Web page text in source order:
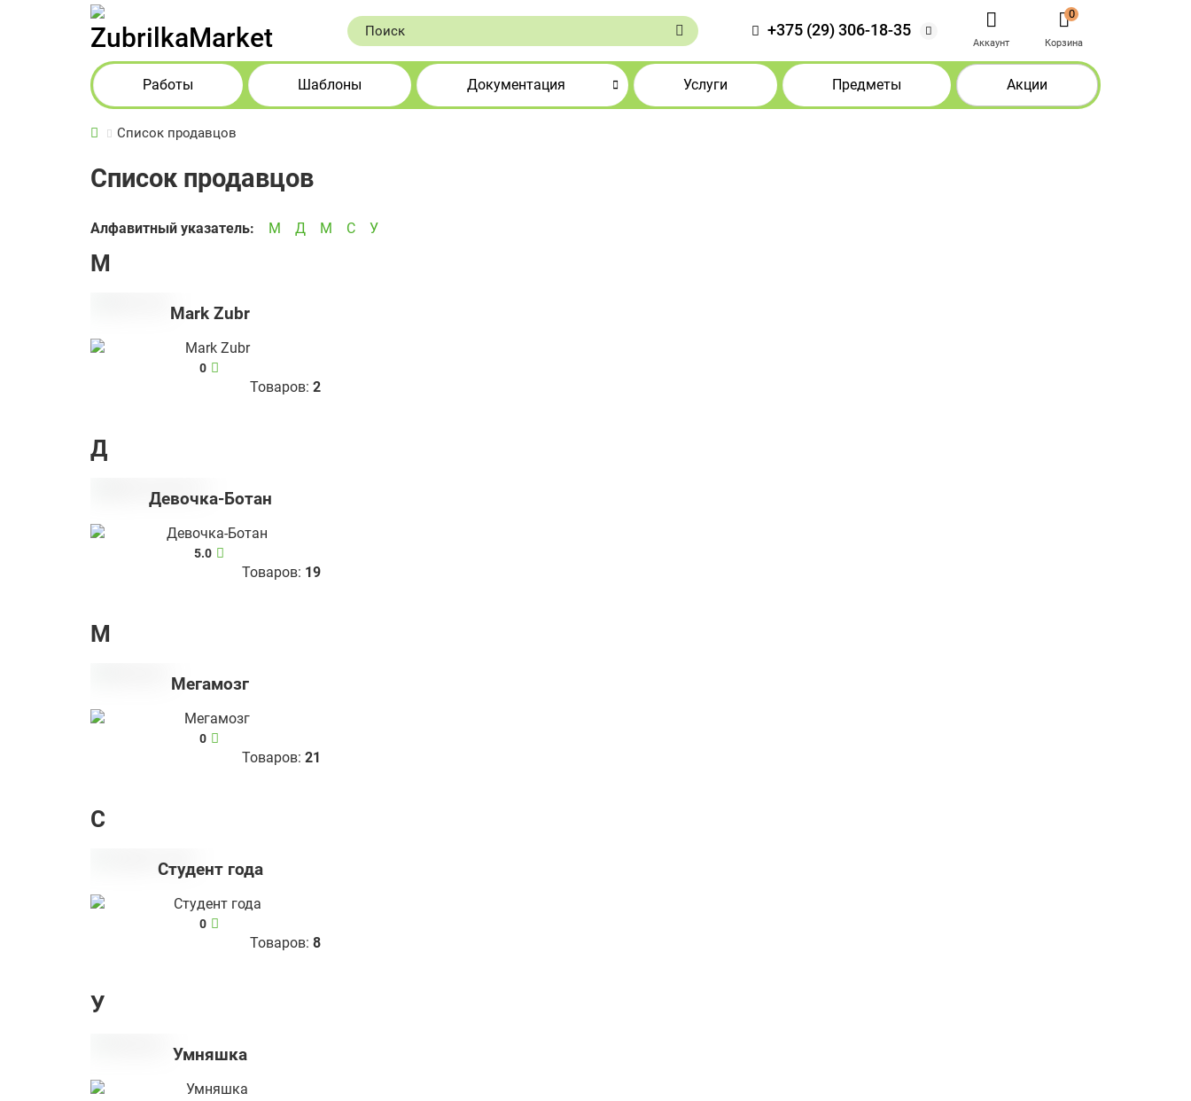
+375 (29) 306-18-35
Аккаунт
0
Корзина
Работы Шаблоны Документация Услуги Предметы Акции
Список продавцов
Список продавцов
Алфавитный указатель: M Д М С У
M
Mark Zubr
0
Товаров: 2
Д
Девочка-Ботан
5.0
Товаров: 19
М
Мегамозг
0
Товаров: 21
С
Студент года
0
Товаров: 8
У
Умняшка